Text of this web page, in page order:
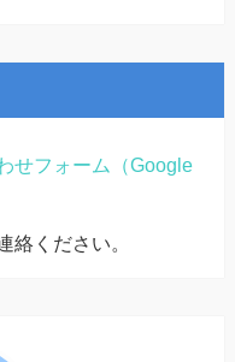
せフォーム（Google
絡ください。